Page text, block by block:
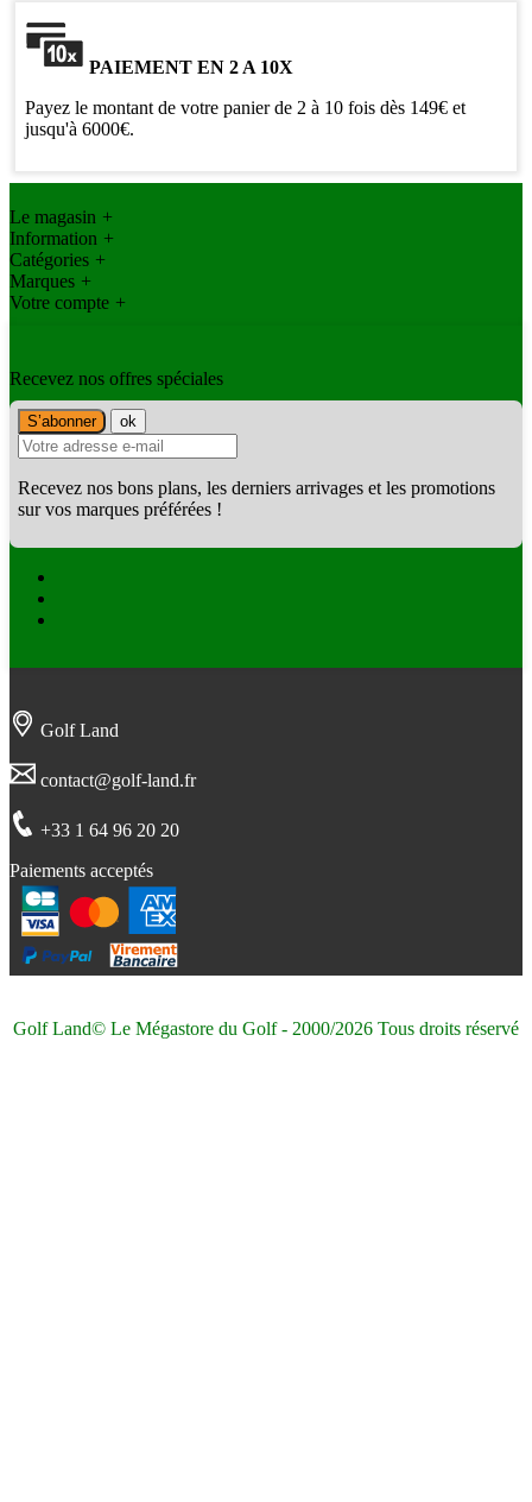
PAIEMENT EN 2 A 10X
Payez le montant de votre panier de 2 à 10 fois dès 149€ et
jusqu'à 6000€.
Le magasin +
Information +
Catégories +
Marques +
Votre compte +
Recevez nos offres spéciales
Recevez nos bons plans, les derniers arrivages et les promotions
sur vos marques préférées !
Golf Land
contact@golf-land.fr
+33 1 64 96 20 20
Paiements acceptés
Golf Land© Le Mégastore du Golf - 2000/2026 Tous droits réservé